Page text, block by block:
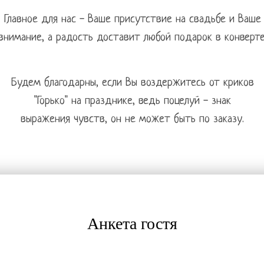
Tilda
Главное для нас - Ваше присутствие на свадьбе и Ваше
а радость доставит любой подарок в
Будем благодарны, если Вы воздержитесь от криков
"Горько" на празднике, ведь поцелуй - знак
выражения чувств, он не может быть по заказу.
Анкета гостя